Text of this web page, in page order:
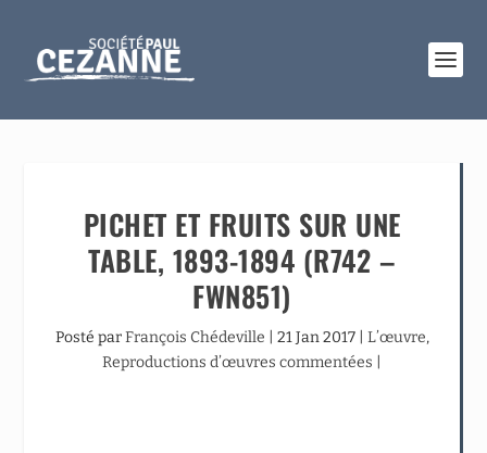
PICHET ET FRUITS SUR UNE
TABLE, 1893-1894 (R742 –
FWN851)
Posté parFrançois Chédeville 21 Jan 2017| L’œuvre,
Reproductions d’œuvres commentées